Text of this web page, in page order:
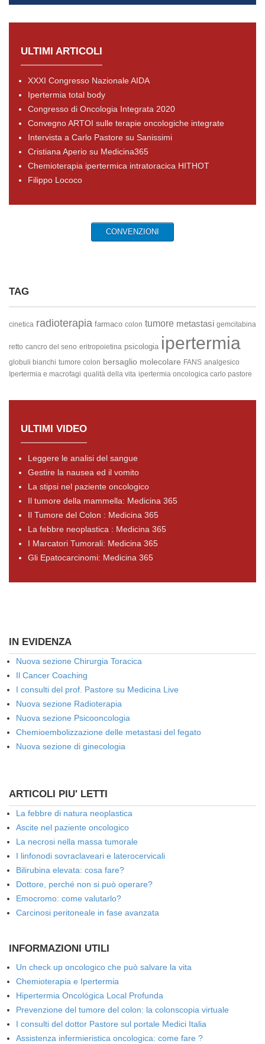
ULTIMI ARTICOLI
XXXI Congresso Nazionale AIDA
Ipertermia total body
Congresso di Oncologia Integrata 2020
Convegno ARTOI sulle terapie oncologiche integrate
Intervista a Carlo Pastore su Sanissimi
Cristiana Aperio su Medicina365
Chemioterapia ipertermica intratoracica HITHOT
Filippo Lococo
CONVENZIONI
TAG
cinetica radioterapia farmaco colon tumore metastasi gemcitabina
retto cancro del seno eritropoietina psicologia ipertermia
globuli bianchi tumore colon bersaglio molecolare FANS analgesico
Ipertermia e macrofagi qualità della vita ipertermia oncologica carlo pastore
ULTIMI VIDEO
Leggere le analisi del sangue
Gestire la nausea ed il vomito
La stipsi nel paziente oncologico
Il tumore della mammella: Medicina 365
Il Tumore del Colon : Medicina 365
La febbre neoplastica : Medicina 365
I Marcatori Tumorali: Medicina 365
Gli Epatocarcinomi: Medicina 365
IN EVIDENZA
Nuova sezione Chirurgia Toracica
Il Cancer Coaching
I consulti del prof. Pastore su Medicina Live
Nuova sezione Radioterapia
Nuova sezione Psicooncologia
Chemioembolizzazione delle metastasi del fegato
Nuova sezione di ginecologia
ARTICOLI PIU' LETTI
La febbre di natura neoplastica
Ascite nel paziente oncologico
La necrosi nella massa tumorale
I linfonodi sovraclaveari e laterocervicali
Bilirubina elevata: cosa fare?
Dottore, perché non si può operare?
Emocromo: come valutarlo?
Carcinosi peritoneale in fase avanzata
INFORMAZIONI UTILI
Un check up oncologico che può salvare la vita
Chemioterapia e Ipertermia
Hipertermia Oncológica Local Profunda
Prevenzione del tumore del colon: la colonscopia virtuale
I consulti del dottor Pastore sul portale Medici Italia
Assistenza infermieristica oncologica: come fare ?